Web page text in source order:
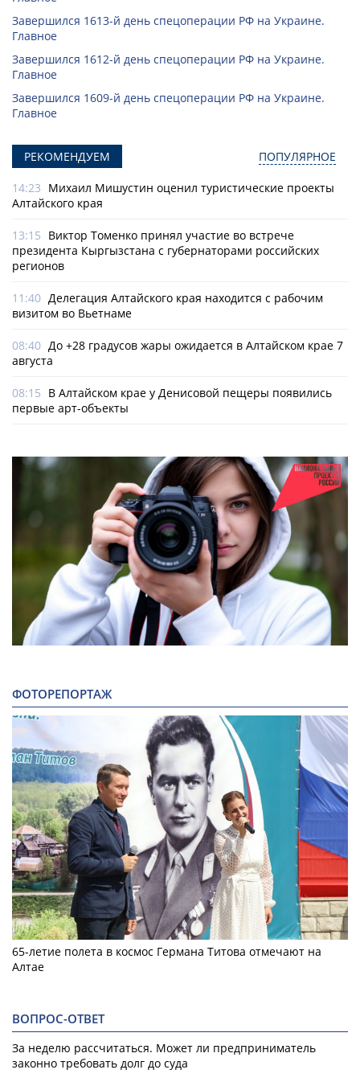
Завершился 1613-й день спецоперации РФ на Украине.
Главное
Завершился 1612-й день спецоперации РФ на Украине.
Главное
Завершился 1609-й день спецоперации РФ на Украине.
Главное
РЕКОМЕНДУЕМ ПОПУЛЯРНОЕ
14:23 Михаил Мишустин оценил туристические проекты
Алтайского края
13:15 Виктор Томенко принял участие во встрече
президента Кыргызстана с губернаторами российских
регионов
11:40 Делегация Алтайского края находится с рабочим
визитом во Вьетнаме
08:40 До +28 градусов жары ожидается в Алтайском крае 7
августа
08:15 В Алтайском крае у Денисовой пещеры появились
первые арт-объекты
ФОТОРЕПОРТАЖ
65-летие полета в космос Германа Титова отмечают на
Алтае
ВОПРОС-ОТВЕТ
За неделю рассчитаться. Может ли предприниматель
законно требовать долг до суда